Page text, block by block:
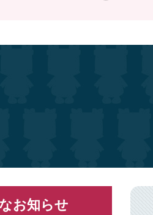
本
文
お知らせ